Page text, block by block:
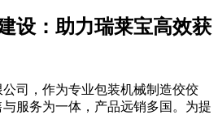
设：助力瑞莱宝高效获
司，作为专业包装机械制造佼佼
服务为一体，产品远销多国。为提